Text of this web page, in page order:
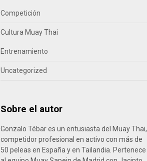
Competición
Cultura Muay Thai
Entrenamiento
Uncategorized
Sobre el autor
Gonzalo Tébar es un entusiasta del Muay Thai,
competidor profesional en activo con más de
50 peleas en España y en Tailandia. Pertenece